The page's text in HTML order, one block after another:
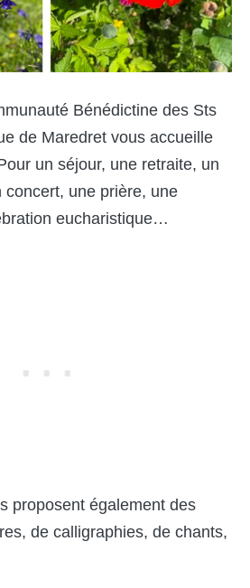
Bénédictine des Sts
de Maredret vous accueille
un séjour, une retraite, un
concert, une prière, une
eucharistique…
proposent également des
de calligraphies, de chants,